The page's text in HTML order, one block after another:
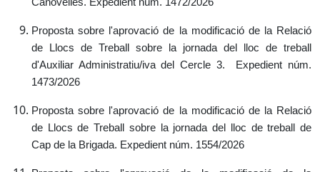
Proposta sobre l'aprovació de la modificació de la Relació
de Llocs de Treball sobre la jornada del lloc de treball
d'Auxiliar Administratiu/iva del Cercle 3.
Expedient núm.
1473/2026
Proposta sobre l'aprovació de la modificació de la Relació
de Llocs de Treball sobre la jornada del lloc de treball de
Cap de la Brigada. Expedient núm. 1554/2026